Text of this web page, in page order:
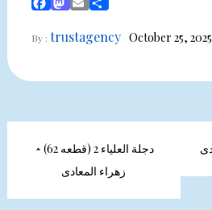
By : trustagency October 25, 2025
Post
navigation
دجلة العلياء 2 (قطعه 62)
زهراء المعادى